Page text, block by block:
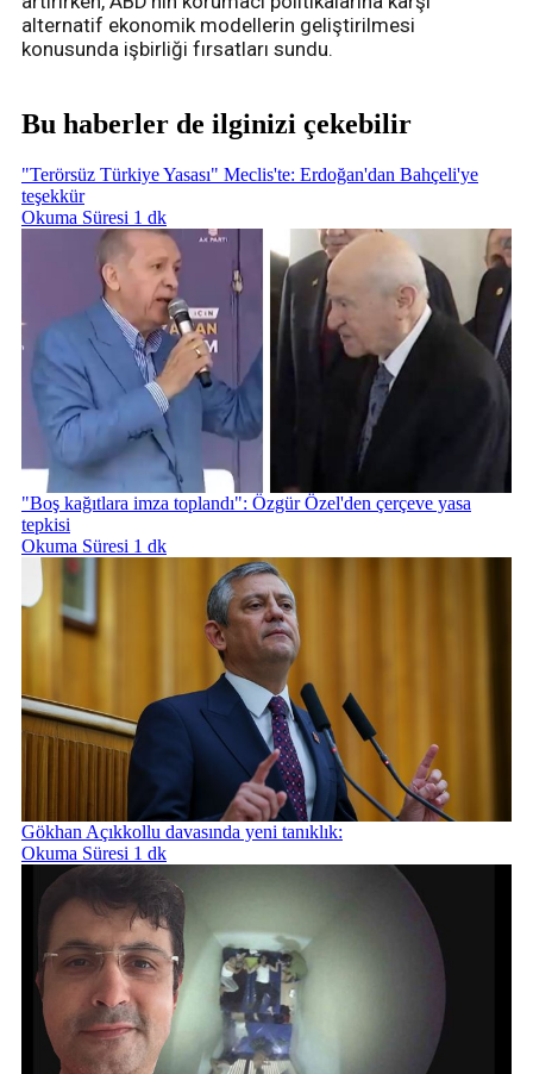
alternatif ekonomik modellerin geliştirilmesi
konusunda işbirliği fırsatları sundu.
Bu haberler de ilginizi çekebilir
"Terörsüz Türkiye Yasası" Meclis'te: Erdoğan'dan Bahçeli'ye
teşekkür
Okuma Süresi 1 dk
"Boş kağıtlara imza toplandı": Özgür Özel'den çerçeve yasa
tepkisi
Okuma Süresi 1 dk
Gökhan Açıkkollu davasında yeni tanıklık:
Okuma Süresi 1 dk